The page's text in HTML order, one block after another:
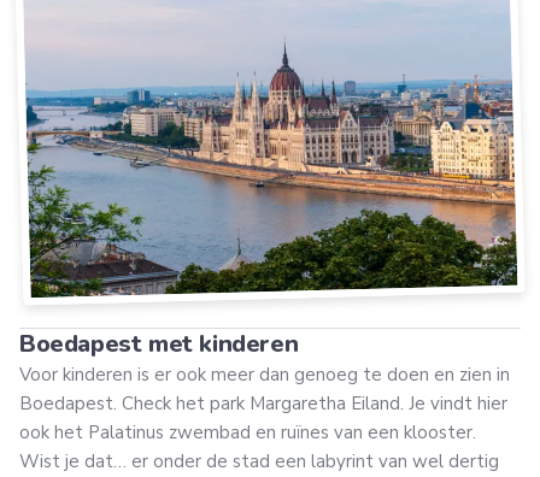
Boedapest met kinderen
Voor kinderen is er ook meer dan genoeg te doen en zien in
Boedapest. Check het park Margaretha Eiland. Je vindt hier
ook het Palatinus zwembad en ruïnes van een klooster.
Wist je dat… er onder de stad een labyrint van wel dertig